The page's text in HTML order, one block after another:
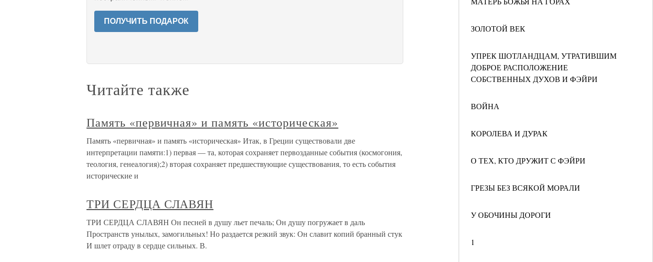
ЗОЛОТОЙ ВЕК
УПРЕК ШОТЛАНДЦАМ, УТРАТИВШИМ
ДОБРОЕ РАСПОЛОЖЕНИЕ
СОБСТВЕННЫХ ДУХОВ И ФЭЙРИ
ВОЙНА
КОРОЛЕВА И ДУРАК
О ТЕХ, КТО ДРУЖИТ С ФЭЙРИ
ГРЕЗЫ БЕЗ ВСЯКОЙ МОРАЛИ
У ОБОЧИНЫ ДОРОГИ
1
ПОЛУЧИТЬ ПОДАРОК
Читайте также
Память «первичная» и память «историческая»
Память «первичная» и память «историческая» Итак, в Греции существовали две
интерпретации памяти:1) первая — та, которая сохраняет первозданные события (космогония,
теология, генеалогия);2) вторая сохраняет предшествующие существования, то есть события
исторические и
ТРИ СЕРДЦА СЛАВЯН
ТРИ СЕРДЦА СЛАВЯН Он песней в душу льет печаль; Он душу погружает в даль
Пространств унылых, замогильных! Но раздается резкий звук: Он славит копий бранный стук
И шлет отраду в сердце сильных. В.